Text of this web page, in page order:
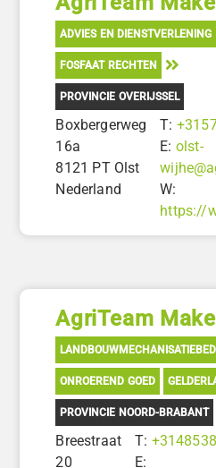
ADVIES EN DIENSTVERLENING
FOSFAAT RECHTEN
PROVINCIE OVERIJSSEL
Boxbergerweg
16a
8121 PT Olst
Nederland
T:
E: olst-
W:
https://
AgriTeam
ONROEREND GOED
PROVINCIE NOORD-BRABANT
Breestraat
20
T:
E: